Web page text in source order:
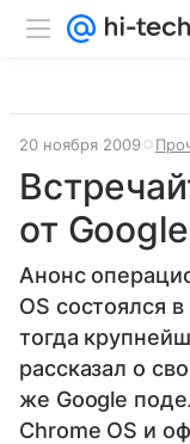
20 ноября 2009
от Google
Анонс
OS состоялся
тогда
рассказал о
же Google
Chrome OS и